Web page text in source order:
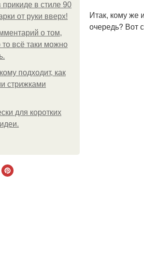
в стиле 90
от руки вверх!
о том,
всё таки можно
подходит, как
стрижками
для коротких
Итак, кому же
очередь? Вот